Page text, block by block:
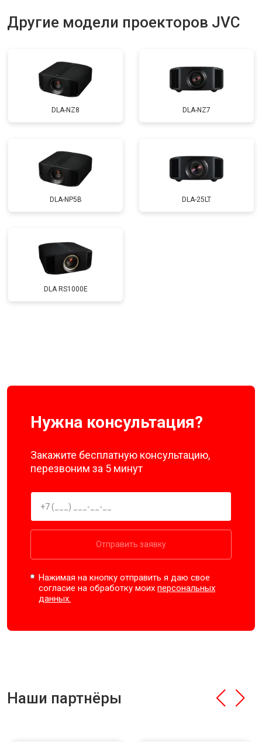
Другие модели проекторов JVC
DLA-NZ8 DLA-NZ7
DLA-NP5B DLA-25LT
DLA RS1000E
Нужна консультация?
Закажите бесплатную консультацию,
перезвоним за 5 минут
Отправить заявку
Нажимая на кнопку отправить я даю свое
согласие на обработку моихперсональных
данных.
Наши партнёры